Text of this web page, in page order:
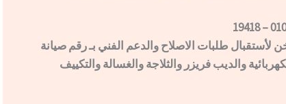
لأستقبال طلبات الاصلاح والدعم الفني بـ رقم صيانة
والديب فريزر والثلاجة والغسالة والتكييف